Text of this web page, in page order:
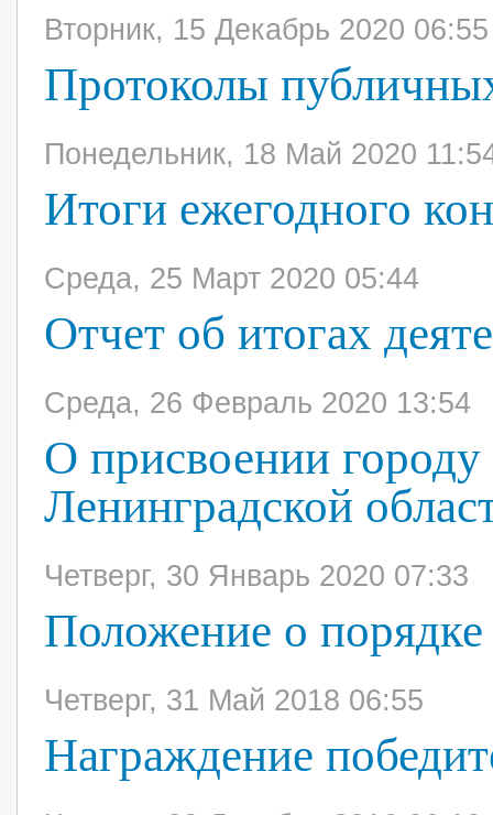
Вторник, 15 Декабрь 2020 06:55
Протоколы
Понедельник, 18 Май 2020
Итоги ежегодного
Среда, 25 Март 2020 05:44
Отчет об итогах
Среда, 26 Февраль 2020 13:54
О присвоении
Ленинградской
Четверг, 30 Январь 2020 07:33
Положение о
Четверг, 31 Май 2018 06:55
Награждение